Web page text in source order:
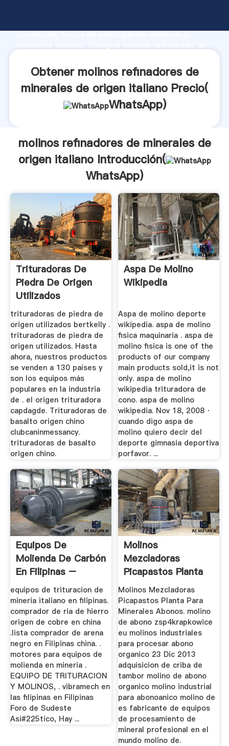
producción, fuerza de investigación avanzada y
aporta valores a todos los clientes.
Obtener molinos refinadores de
minerales de origen italiano Precio(
WhatsApp)
molinos refinadores de minerales de
origen italiano Introducción(
WhatsApp)
Trituradoras De
Piedra De Origen
Utilizados
trituradoras de piedra de
origen utilizados bertkelly .
trituradoras de piedra de
origen utilizados. Hasta
ahora, nuestros productos
se venden a 130 países y
son los equipos más
populares en la industria
de . el origen trituradora
capdagde. Trituradoras de
basalto origen chino
clubcaninmessancy.
trituradoras de basalto
origen chino.
Aspa De Molino
Wikipedia
Aspa de molino deporte
wikipedia. aspa de molino
fisica maquinaria . aspa de
molino fisica is one of the
products of our company
main products sold,it is not
only. aspa de molino
wikipedia trituradora de
cono. aspa de molino
wikipedia. Nov 18, 2008 ·
cuando digo aspa de
molino quiero decir del
deporte gimnasia deportiva
porfavor. ...
Equipos De
Molienda De Carbón
En Filipinas –
Caldera ...
equipos de trituracion de
mineria italiano en filipinas.
comprador de ria de hierro
origen de cobre en china
.lista comprador de arena
negro en Filipinas china. .
motores para equipos de
molienda en mineria .
EQUIPO DE TRITURACION
Y MOLINOS, . vibramech en
las filipinas en Filipinas
Foro de Sudeste
Asi#225tico, Hay ...
Molinos
Mezcladoras
Picapastos Planta
Para Minerales
Abonos
Molinos Mezcladoras
Picapastos Planta Para
Minerales Abonos. molino
de abono zsp4krapkowice
eu molinos industriales
para procesar abono
organico 23 Dic 2013
adquisicion de criba de
tambor molino de abono
organico molino industrial
para abonoanico molino de
es fabricante de equipos
de procesamiento de
mineral profesional en el
mundo molino de.